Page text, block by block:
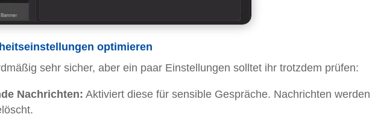
optimieren
sehr sicher, aber ein paar Einstellungen solltet ihr trotzdem prüfen:
Nachrichten: Aktiviert diese für sensible Gespräche. Nachrichten